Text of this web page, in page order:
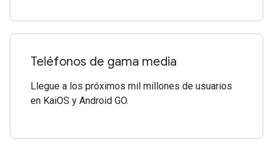
Teléfonos de gama media
Llegue a los próximos mil millones de usuarios
en KaiOS y Android GO.